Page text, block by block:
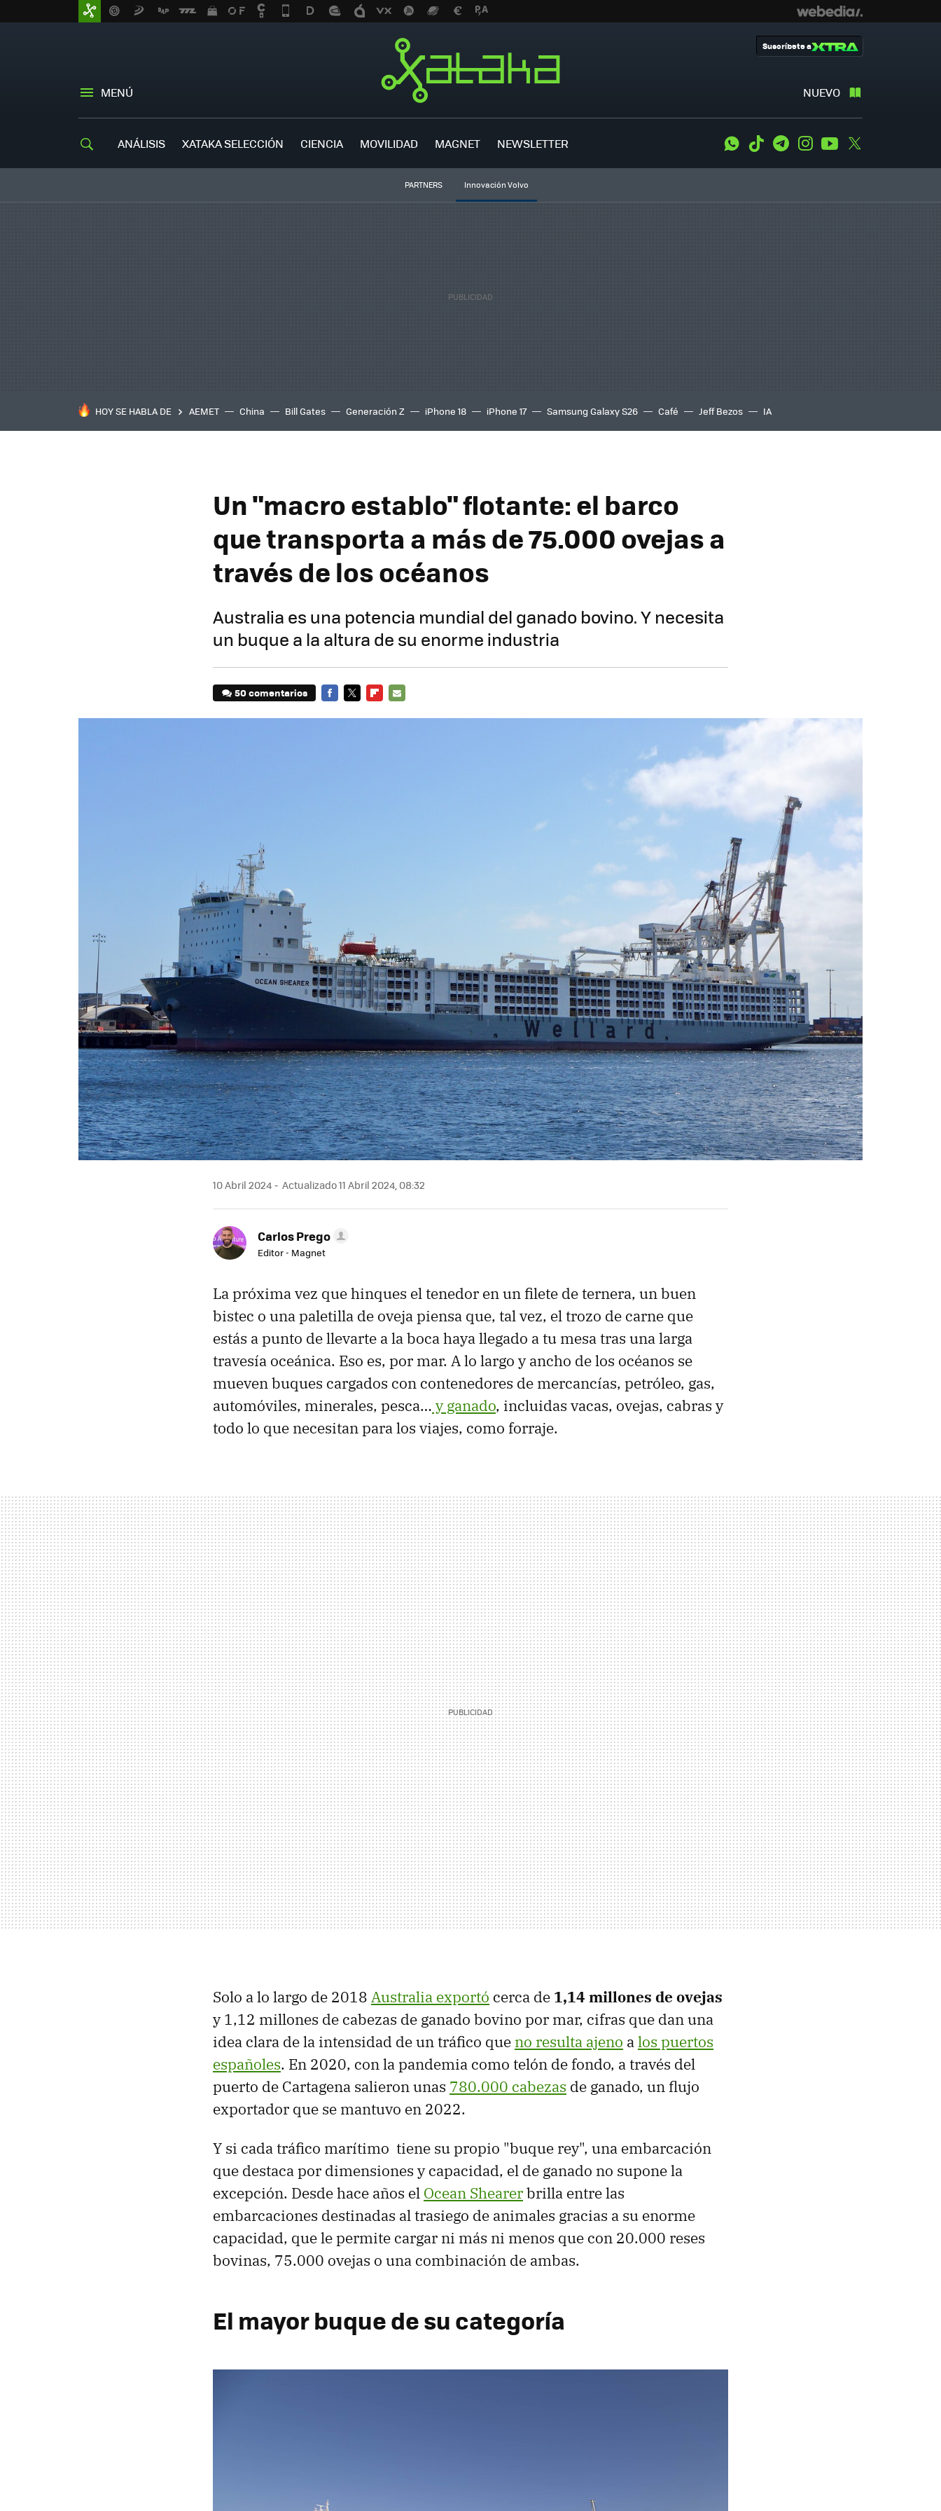
MENÚ NUEVO
Suscríbete a
ANÁLISIS XATAKA SELECCIÓN CIENCIA MOVILIDAD MAGNET NEWSLETTER WhatsApp
Tiktok TelegramInstagramYoutube
PARTNERS Innovación Volvo
HOY SE HABLA DE AEMET China Bill Gates Generación Z iPhone 18 iPhone 17 Samsung Galaxy S26 Café Jeff Bezos IA
Un "macro establo" flotante: el barco
que transporta a más de 75.000 ovejas a
través de los océanos
Australia es una potencia mundial del ganado bovino. Y necesita
un buque a la altura de su enorme industria
50 comentarios
10 Abril 2024 Actualizado 11 Abril 2024, 08:32
Carlos Prego
Editor - Magnet
La próxima vez que hinques el tenedor en un filete de ternera, un buen
bistec o una paletilla de oveja piensa que, tal vez, el trozo de carne que
estás a punto de llevarte a la boca haya llegado a tu mesa tras una larga
travesía oceánica. Eso es, por mar. A lo largo y ancho de los océanos se
mueven buques cargados con contenedores de mercancías, petróleo, gas,
automóviles, minerales, pesca… y ganado, incluidas vacas, ovejas, cabras y
todo lo que necesitan para los viajes, como forraje.
Solo a lo largo de 2018 Australia exportó cerca de 1,14 millones de ovejas
y 1,12 millones de cabezas de ganado bovino por mar, cifras que dan una
idea clara de la intensidad de un tráfico que no resulta ajeno a los puertos
españoles. En 2020, con la pandemia como telón de fondo, a través del
puerto de Cartagena salieron unas 780.000 cabezas de ganado, un flujo
exportador que se mantuvo en 2022.
Y si cada tráfico marítimo tiene su propio "buque rey", una embarcación
que destaca por dimensiones y capacidad, el de ganado no supone la
excepción. Desde hace años el Ocean Shearerbrilla entre las
embarcaciones destinadas al trasiego de animales gracias a su enorme
capacidad, que le permite cargar ni más ni menos que con 20.000 reses
bovinas, 75.000 ovejas o una combinación de ambas.
El mayor buque de su categoría